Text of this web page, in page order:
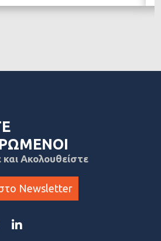
και Ακολουθείστε
Newsletter